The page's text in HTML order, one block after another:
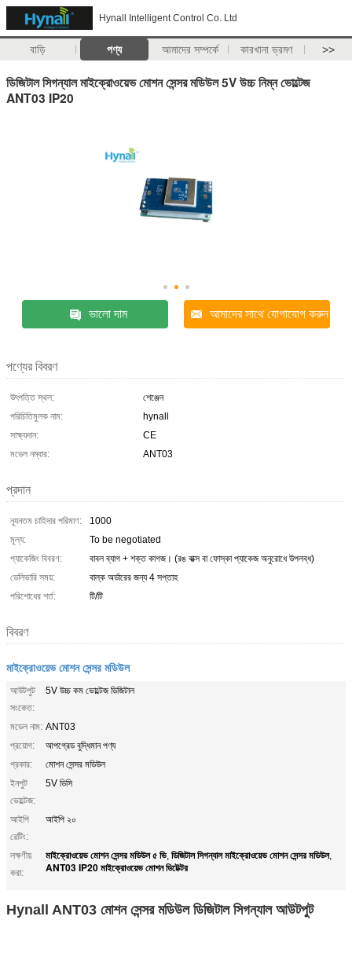
Hynall Intelligent Control Co. Ltd
বাড়ি পণ্য আমাদের সম্পর্কে কারখানা ভ্রমণ >>
ডিজিটাল সিগন্যাল মাইক্রোওয়েভ মোশন সেন্সর মডিউল 5V উচ্চ নিম্ন ভোল্টেজ
ANT03 IP20
ভালো দাম আমাদের সাথে যোগাযোগ করুন
পণ্যের বিবরণ
উৎপত্তি স্থল:
শেঞ্জেন
পরিচিতিমুলক নাম:
hynall
সাক্ষ্যদান:
CE
মডেল নম্বার:
ANT03
প্রদান
ন্যূনতম চাহিদার পরিমাণ:
1000
মূল্য:
To be negotiated
প্যাকেজিং বিবরণ:
বাবল ব্যাগ + শক্ত কাগজ। (রঙ বাক্স বা ফোস্কা প্যাকেজ অনুরোধে উপলব্ধ)
ডেলিভারি সময়:
বাল্ক অর্ডারের জন্য 4 সপ্তাহ
পরিশোধের শর্ত:
টি/টি
বিবরণ
মাইক্রোওয়েভ মোশন সেন্সর মডিউল
আউটপুট
সংকেত:
5V উচ্চ কম ভোল্টেজ ডিজিটাল
মডেল নাম: ANT03
প্রয়োগ:
আপগ্রেড বুদ্ধিমান পণ্য
প্রকার:
মোশন সেন্সর মডিউল
ইনপুট
ভোল্টেজ:
5V ডিসি
আইপি
রেটিং:
আইপি ২০
লক্ষণীয়
করা:
মাইক্রোওয়েভ মোশন সেন্সর মডিউল ৫ ভি, ডিজিটাল সিগন্যাল মাইক্রোওয়েভ মোশন সেন্সর মডিউল,
ANT03 IP20 মাইক্রোওয়েভ মোশন ডিটেক্টর
Hynall ANT03 মোশন সেন্সর মডিউল ডিজিটাল সিগন্যাল আউটপুট